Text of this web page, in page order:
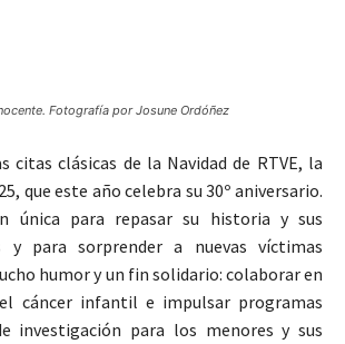
Fotografía por Josune Ordóñez
citas clásicas de la Navidad de RTVE, la
que este año celebra su 30º aniversario.
única para repasar su historia y sus
y para sorprender a nuevas víctimas
humor y un fin solidario: colaborar en
cáncer infantil e impulsar programas
investigación para los menores y sus